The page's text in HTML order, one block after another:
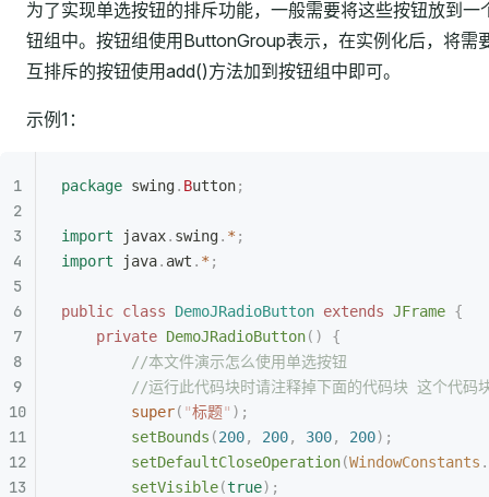
为了实现单选按钮的排斥功能，一般需要将这些按钮放到一
钮组中。按钮组使用ButtonGroup表示，在实例化后，将需
互排斥的按钮使用add()方法加到按钮组中即可。
示例1：
package swing. Button;
import javax. swing. * ;
import java. awt . * ;
public class DemoJRadioButton extends JFrame {
    private
DemoJRadioButton()
{
        //本文件演示怎么使用单选按钮
//运行此代码块时请注释掉下面的代码块 这个代码
        super
( "标题" );
        setBounds
(200, 200, 300, 200);
        setDefaultCloseOperation
(WindowConstants .
        setVisible
(true);